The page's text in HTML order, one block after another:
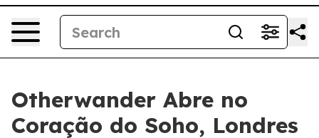
Otherwander Abre no
Coração do Soho, Londres